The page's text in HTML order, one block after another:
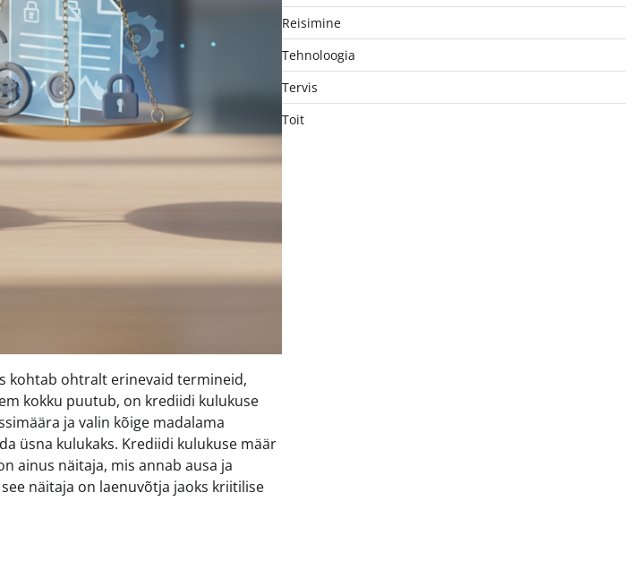
kohtab ohtralt erinevaid termineid,
kokku puutub, on krediidi kulukuse
ja valin kõige madalama
üsna kulukaks. Krediidi kulukuse määr
ainus näitaja, mis annab ausa ja
näitaja on laenuvõtja jaoks kriitilise
Reisimine
Tehnoloogia
Tervis
Toit